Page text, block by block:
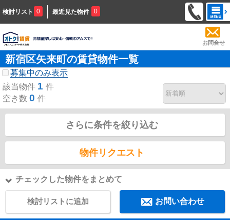
検討リスト 0 最近見た物件 0
お問合せ
新宿区矢来町の賃貸物件一覧
募集中のみ表示
該当物件 1 件
空き数 0 件
さらに条件を絞り込む
物件リクエスト
チェックした物件をまとめて
検討リストに追加 お問い合わせ